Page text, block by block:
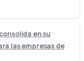
en su
las empresas de